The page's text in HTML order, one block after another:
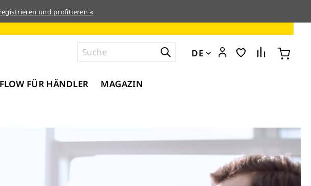
und profitieren «
DE
FÜR HÄNDLER MAGAZIN